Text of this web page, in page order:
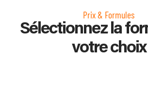
Prix & Formules
Sélectionnez la
votre choix